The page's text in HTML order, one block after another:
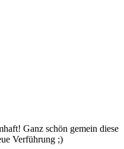
Ganz schön gemein diese
Verführung ;)